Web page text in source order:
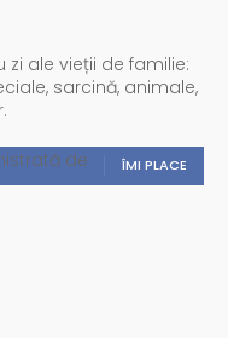
ale vieții de familie:
sarcină, animale,
ÎMI PLACE
de